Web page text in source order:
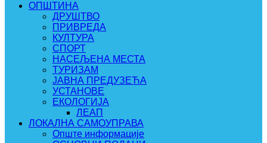
ОПШТИНА
ДРУШТВО
ПРИВРЕДА
КУЛТУРА
СПОРТ
НАСЕЉЕНА МЕСТА
ТУРИЗАМ
ЈАВНА ПРЕДУЗЕЋА
УСТАНОВЕ
ЕКОЛОГИЈА
ЛЕАП
ЛОКАЛНА САМОУПРАВА
Опште информације